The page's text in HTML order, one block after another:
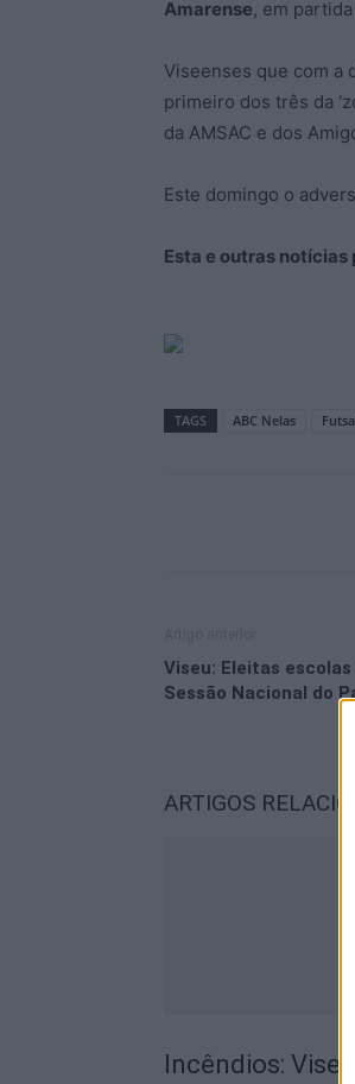
Amarense, em
Viseenses que com a
primeiro dos três da
da AMSAC e dos
Este domingo o
Esta e outras notícias
TAGS ABC Nelas
Viseu: Eleitas
Sessão Nacional do
ARTIGOS
Incêndios: